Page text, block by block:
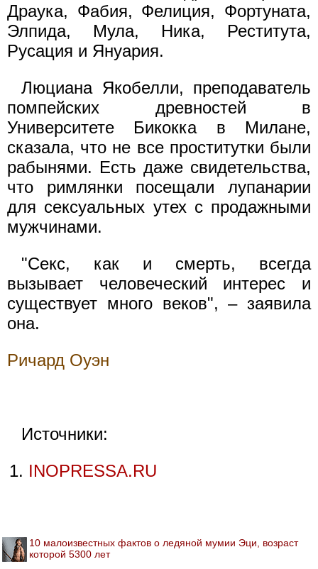
Драука, Фабия, Фелиция, Фортуната,
Элпида, Мула, Ника, Реститута,
Русация и Януария.
Люциана Якобелли, преподаватель
помпейских древностей в
Университете Бикокка в Милане,
сказала, что не все проститутки были
рабынями. Есть даже свидетельства,
что римлянки посещали лупанарии
для сексуальных утех с продажными
мужчинами.
"Секс, как и смерть, всегда
вызывает человеческий интерес и
существует много веков", – заявила
она.
Ричард Оуэн
Источники:
INOPRESSA.RU
10 малоизвестных фактов о ледяной мумии Эци, возраст
которой 5300 лет